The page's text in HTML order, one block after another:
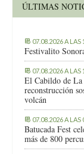
ÚLTIMAS
07.08.2026 A
Festivalito
07.08.2026 A
El Cabildo de La
reconstrucción
volcán
07.08.2026 A
Batucada Fest
más de 800